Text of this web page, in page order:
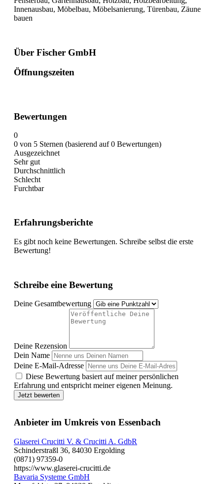
Innenausbau, Möbelbau, Möbelsanierung, Türenbau, Zäune
bauen
Über Fischer GmbH
Öffnungszeiten
Bewertungen
0
0 von 5 Sternen (basierend auf 0 Bewertungen)
Ausgezeichnet
Sehr gut
Durchschnittlich
Schlecht
Furchtbar
Erfahrungsberichte
Es gibt noch keine Bewertungen. Schreibe selbst die erste
Bewertung!
Schreibe eine Bewertung
Deine Gesamtbewertung
Deine Rezension
Dein Name
Deine E-Mail-Adresse
Diese Bewertung basiert auf meiner persönlichen
Erfahrung und entspricht meiner eigenen Meinung.
Jetzt bewerten
Anbieter im Umkreis von Essenbach
Glaserei Crucitti V. & Crucitti A. GdbR
Schinderstraßl 36, 84030 Ergolding
(0871) 97359-0
https://www.glaserei-crucitti.de
Bavaria Systeme GmbH